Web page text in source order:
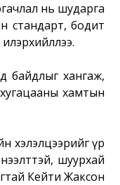
нь шударга
стандарт, бодит
байдлыг хангаж,
хамтын
хэлэлцээрийг үр
шуурхай
Кейти Жаксон